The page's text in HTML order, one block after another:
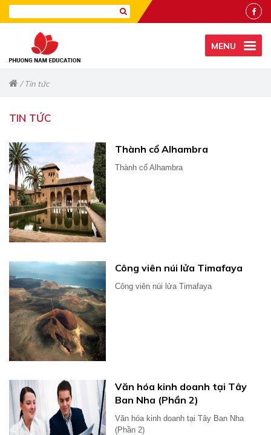
MENU
/Tin tức
TIN TỨC
Thành cổ Alhambra
Thành cổ Alhambra
Công viên núi lửa Timafaya
Công viên núi lửa Timafaya
Văn hóa kinh doanh tại Tây
Ban Nha (Phần 2)
Văn hóa kinh doanh tại Tây Ban Nha
(Phần 2)